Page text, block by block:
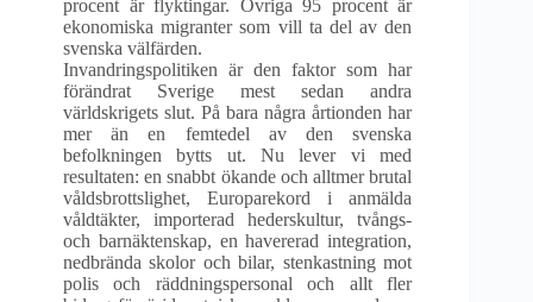
procent är flyktingar. Övriga 95 procent är
ekonomiska migranter som vill ta del av den
svenska välfärden.
Invandringspolitiken är den faktor som har
förändrat Sverige mest sedan andra
världskrigets slut. På bara några årtionden har
mer än en femtedel av den svenska
befolkningen bytts ut. Nu lever vi med
resultaten: en snabbt ökande och alltmer brutal
våldsbrottslighet, Europarekord i anmälda
våldtäkter, importerad hederskultur, tvångs-
och barnäktenskap, en havererad integration,
nedbrända skolor och bilar, stenkastning mot
polis och räddningspersonal och allt fler